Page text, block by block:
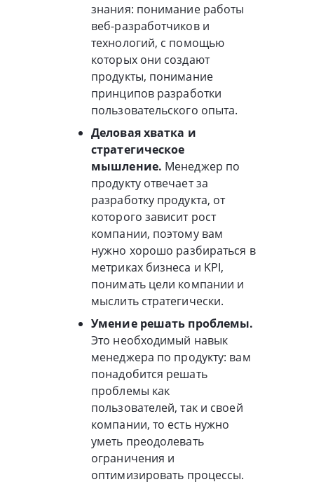
знания: понимание работы
веб-разработчиков и
технологий, с помощью
которых они создают
продукты, понимание
принципов разработки
пользовательского опыта.
Деловая хватка и
стратегическое
мышление. Менеджер по
продукту отвечает за
разработку продукта, от
которого зависит рост
компании, поэтому вам
нужно хорошо разбираться в
метриках бизнеса и KPI,
понимать цели компании и
мыслить стратегически.
Умение решать проблемы.
Это необходимый навык
менеджера по продукту: вам
понадобится решать
проблемы как
пользователей, так и своей
компании, то есть нужно
уметь преодолевать
ограничения и
оптимизировать процессы.